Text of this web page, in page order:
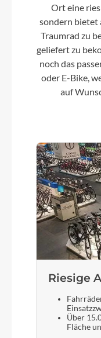
SR
Ort eine
sondern bietet
Traumrad zu
geliefert zu
noch das
oder E-Bike,
auf
Riesige
Über
Fläche